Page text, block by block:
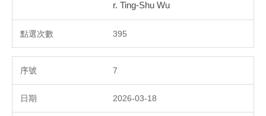
r. Ting-Shu Wu
395
7
2026-03-18